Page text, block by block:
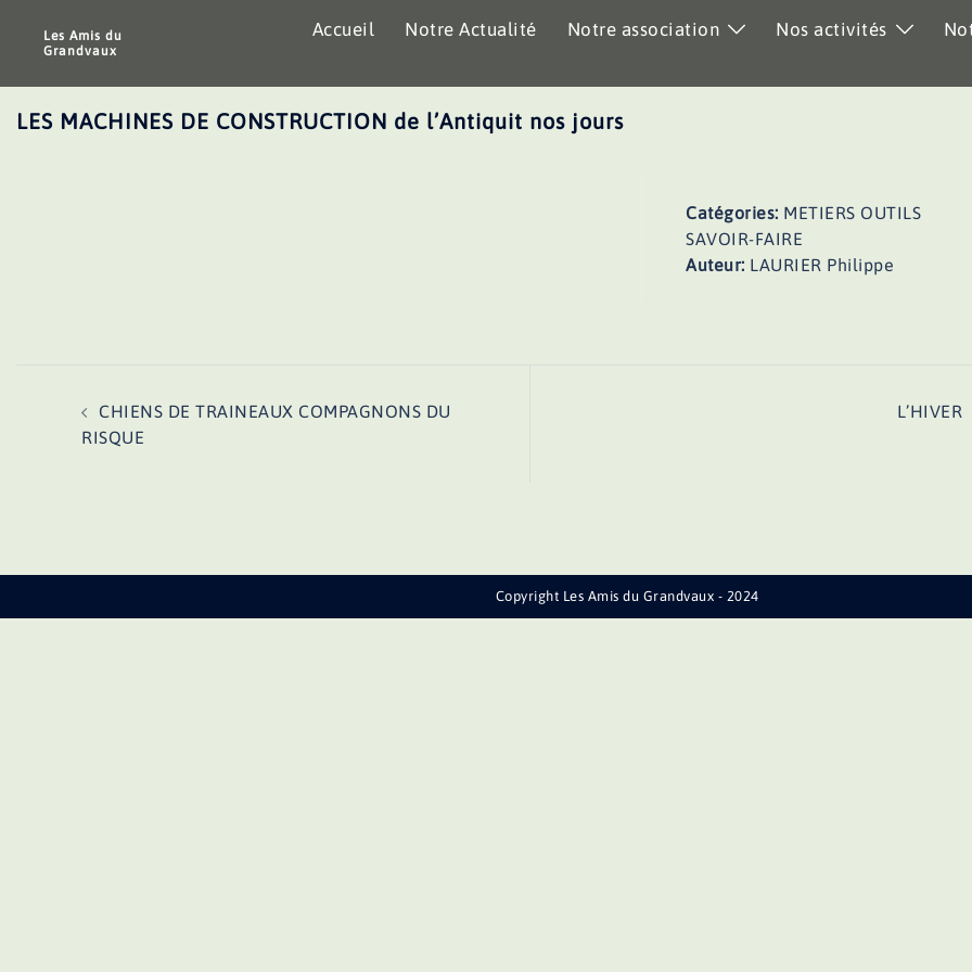
Les Amis du
Grandvaux
Accueil Notre Actualité Notre association Nos activités
LES MACHINES DE CONSTRUCTION de l’Antiquit nos jours
Catégories: METIERS OUTILS
SAVOIR-FAIRE
Auteur: LAURIER Philippe
d’article
CHIENS DE TRAINEAUX COMPAGNONS DU
RISQUE
L’HIVER
Copyright Les Amis du Grandvaux - 2024